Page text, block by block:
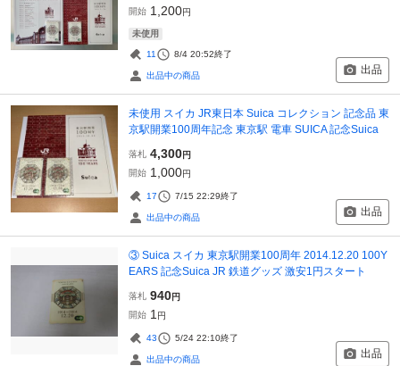
開始 1,200円
未使用
11 8/4 20:52終了
出品中の商品 出品
未使用 スイカ JR東日本 Suica コレクション 記念品 東
京駅開業100周年記念 東京駅 電車 SUICA 記念Suica
落札 4,300円
開始 1,000円
17 7/15 22:29終了
出品中の商品 出品
③ Suica スイカ 東京駅開業100周年 2014.12.20 100Y
EARS 記念Suica JR 鉄道グッズ 激安1円スタート
落札 940円
開始 1 円
43 5/24 22:10終了
出品中の商品 出品